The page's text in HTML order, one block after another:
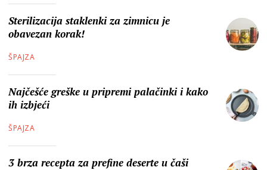
Sterilizacija staklenki za zimnicu je
obavezan korak!
ŠPAJZA
Najčešće greške u pripremi palačinki i kako
ih izbjeći
ŠPAJZA
3 brza recepta za prefine deserte u čaši